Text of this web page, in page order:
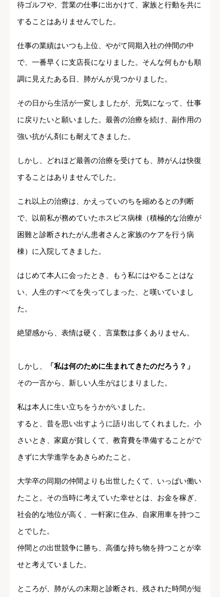
待ゴルフや、営業の仕事に出かけて、家族と行動を共に
することはありませんでした。
仕事の業績はいつも上位、やがて同期入社の仲間の中
で、一番早くに支店長になりました。そんな何もかも順
調に見えたある日、肺がんが見つかりました。
その日から生活が一変しましたが、元気になって、仕事
に戻りたいと願いました。最善の治療を続け、副作用の
強い抗がん剤にも耐えてきました。
しかし、どれほど最善の治療を受けても、肺がんは快復
することはありませんでした。
これ以上の治療は、かえっていのちを縮めるとの判断
で、以前私が務めていたホスピス病棟（積極的な治療が
困難と診断されたがん患者さんと家族のケアを行う病
棟）に入院してきました。
はじめて本人に会ったとき、もう私にはやることはな
い、人生のすべてを失ってしまった、と嘆いていまし
た。
絶望感から、表情は硬く、言葉数は多くありません。
しかし、
「私は何のために生まれてきたのだろう？」
その一言から、新しい人生がはじまりました。
私は本人に生い立ちをうかがいました。
すると、昔を思い出すように語り出してくれました。小
さいとき、家庭が貧しくて、教育費を準備することがで
きずに大学進学をあきらめたこと。
大学卒の同期の仲間よりも出世したくて、いっぱい働い
たこと。その当時に考えていた幸せとは、お金を稼ぎ、
社会的な地位が高く、一軒家に住み、自家用車を持つこ
とでした。
仲間との出世競争に勝ち、高価な持ち物を持つことが幸
せと考えていました。
ところが、肺がんの末期と診断され、残された時間が短